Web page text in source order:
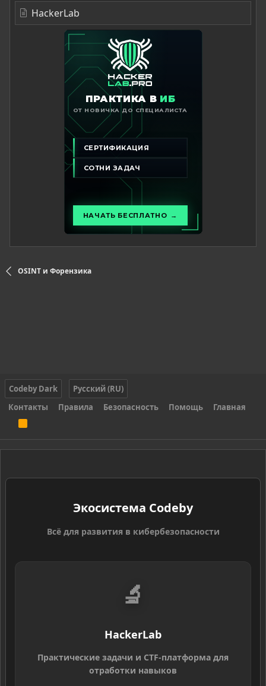
HackerLab
OSINT и Форензика
Codeby Dark
Русский (RU)
Контакты
Правила Безопасность Помощь Главная
S
Экосистема Codeby
Всё для развития в кибербезопасности
🔬
HackerLab
Практические задачи и CTF-платформа для
отработки навыков